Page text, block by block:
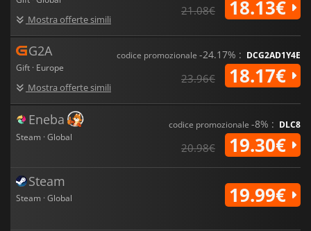
Mostra offerte simili
21.08€ 18.13€
G2A
Gift · Europe
Mostra offerte simili
codice promozionale -24.17% : DCG2AD1Y4E
23.96€ 18.17€
Eneba
Steam · Global
codice promozionale -8% : DLC8
20.98€ 19.30€
Steam
Steam · Global 19.99€